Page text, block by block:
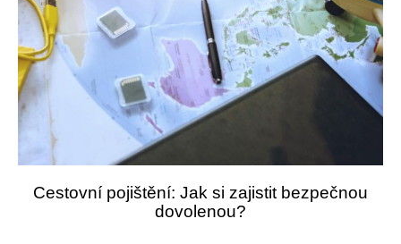
Cestovní pojištění: Jak si zajistit bezpečnou
dovolenou?